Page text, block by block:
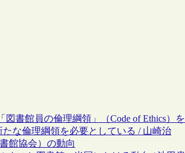
図書館員の倫理綱領」（Code of Ethics）
たな倫理綱領を必要としている / 山崎治
館協会）の動向